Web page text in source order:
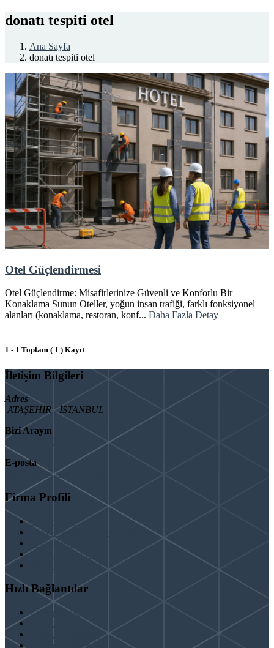
donatı tespiti otel
Ana Sayfa
donatı tespiti otel
Otel Güçlendirmesi
Otel Güçlendirme: Misafirlerinize Güvenli ve Konforlu Bir
Konaklama Sunun Oteller, yoğun insan trafiği, farklı fonksiyonel
alanları (konaklama, restoran, konf... Daha Fazla Detay
1 - 1 Toplam ( 1 ) Kayıt
İletişim Bilgileri
Adres
ATAŞEHİR - İSTANBUL
Bizi Arayın
E-posta
info@binaguclendir.com
Firma Profili
Hakkımızda
Hizmet Verdiğimiz Bölgeler
Paydaşlarımız
İş Birliği Teklifleri
Şartlar ve Koşullar
Hızlı Bağlantılar
Güçlendirme
Hizmetlerimiz
Test & Analiz & Rapor